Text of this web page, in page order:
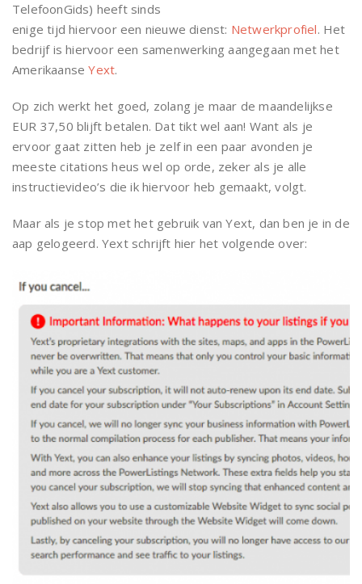
TelefoonGids) heeft sinds
enige tijd hiervoor een nieuwe dienst: Netwerkprofiel. Het
bedrijf is hiervoor een samenwerking aangegaan met het
AmerikaanseYext.
Op zich werkt het goed, zolang je maar de maandelijkse
EUR 37,50 blijft betalen. Dat tikt wel aan! Want als je
ervoor gaat zitten heb je zelf in een paar avonden je
meeste citations heus wel op orde, zeker als je alle
instructievideo’s die ik hiervoor heb gemaakt, volgt.
Maar als je stop met het gebruik van Yext, dan ben je in de
aap gelogeerd. Yext schrijft hier het volgende over: